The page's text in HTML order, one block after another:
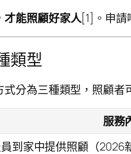
才能照顧好家人[1]。申請
類型
分為三種類型，照顧
服務
到家中提供照顧（2026